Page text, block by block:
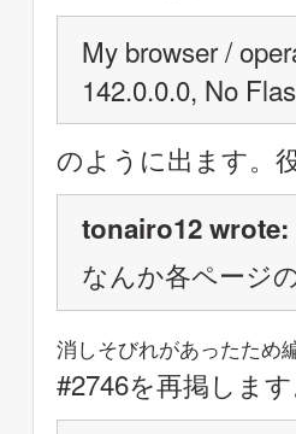
My browser /
142.0.0.0, No
のように出ます。
tonairo12 wrote:
なんか各ページ
消しそびれがあったため
#2746を再掲しま